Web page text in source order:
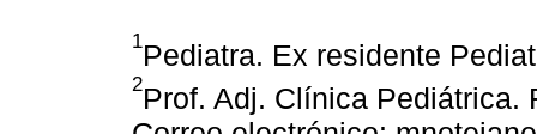
1Pediatra. Ex residente
2Prof. Adj. Clínica Pediátrica.